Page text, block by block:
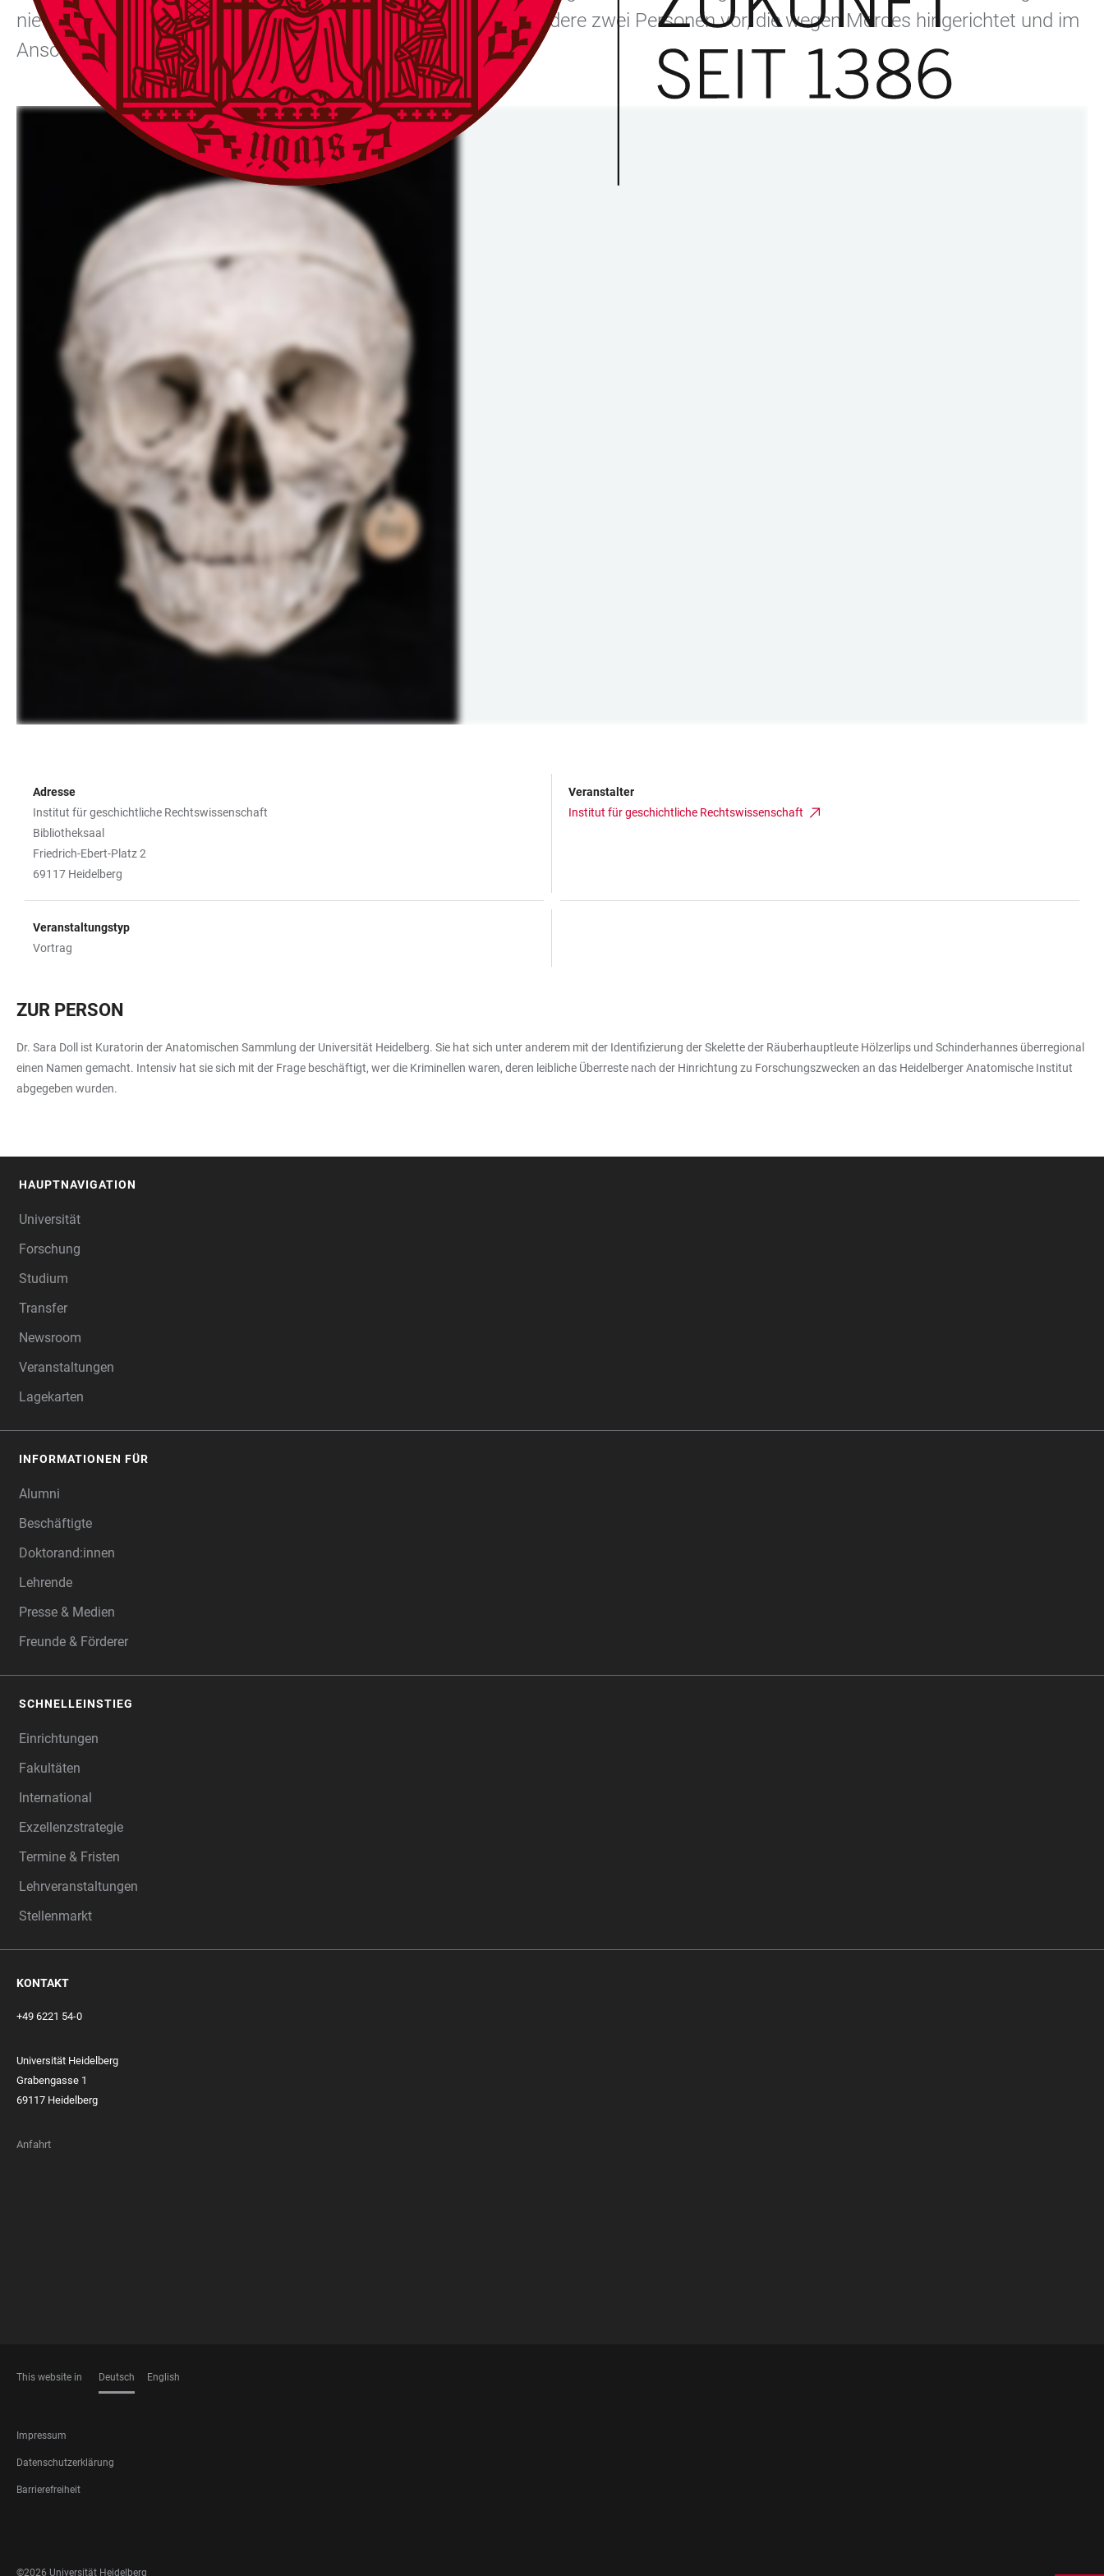
nie zugestimmt hatten. In ihrem Vortrag stellt Dr. Doll insbesondere zwei Personen vor, die wegen Mordes hingerichtet und im
Anschluss zur Anatomie gebracht und untersucht wurden.
Adresse
Institut für geschichtliche Rechtswissenschaft
Bibliotheksaal
Friedrich-Ebert-Platz 2
69117 Heidelberg
Veranstalter
Institut für geschichtliche Rechtswissenschaft
Veranstaltungstyp
Vortrag
ZUR PERSON
Dr. Sara Doll ist Kuratorin der Anatomischen Sammlung der Universität Heidelberg. Sie hat sich unter anderem mit der Identifizierung der Skelette der Räuberhauptleute Hölzerlips und Schinderhannes überregional
einen Namen gemacht. Intensiv hat sie sich mit der Frage beschäftigt, wer die Kriminellen waren, deren leibliche Überreste nach der Hinrichtung zu Forschungszwecken an das Heidelberger Anatomische Institut
abgegeben wurden.
HAUPTNAVIGATION
Universität
Forschung
Studium
Transfer
Newsroom
Veranstaltungen
Lagekarten
INFORMATIONEN FÜR
Alumni
Beschäftigte
Doktorand:innen
Lehrende
Presse & Medien
Freunde & Förderer
SCHNELLEINSTIEG
Einrichtungen
Fakultäten
International
Exzellenzstrategie
Termine & Fristen
Lehrveranstaltungen
Stellenmarkt
KONTAKT
+49 6221 54-0
Universität Heidelberg
Grabengasse 1
69117 Heidelberg
Anfahrt
This website in Deutsch English
FOOTER
LEGAL
Impressum
Datenschutzerklärung
Barrierefreiheit
MEDIA
©2026 Universität Heidelberg